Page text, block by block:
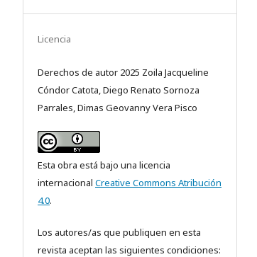
Licencia
Derechos de autor 2025 Zoila Jacqueline
Cóndor Catota, Diego Renato Sornoza
Parrales, Dimas Geovanny Vera Pisco
Esta obra está bajo una licencia
internacional Creative Commons Atribución
4.0.
Los autores/as que publiquen en esta
revista aceptan las siguientes condiciones: